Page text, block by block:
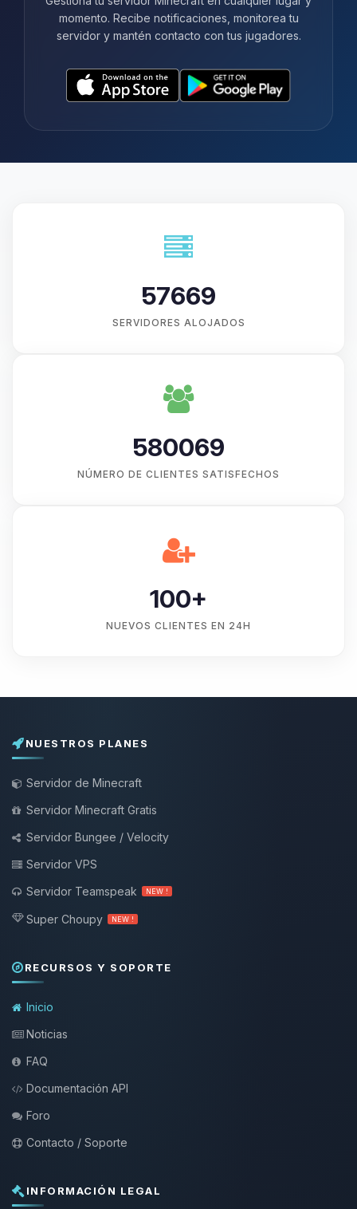
momento. Recibe notificaciones, monitorea tu
servidor y mantén contacto con tus jugadores.
57669
SERVIDORES ALOJADOS
580069
NÚMERO DE CLIENTES SATISFECHOS
100+
NUEVOS CLIENTES EN 24H
NUESTROS PLANES
Servidor de Minecraft
Servidor Minecraft Gratis
Servidor Bungee / Velocity
Servidor VPS
Servidor Teamspeak
NEW !
Super Choupy NEW !
RECURSOS Y SOPORTE
Inicio
Noticias
FAQ
Documentación API
Foro
Contacto / Soporte
INFORMACIÓN LEGAL